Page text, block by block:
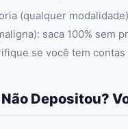
(qualquer
saca 100% sem
se você tem
Depositou?